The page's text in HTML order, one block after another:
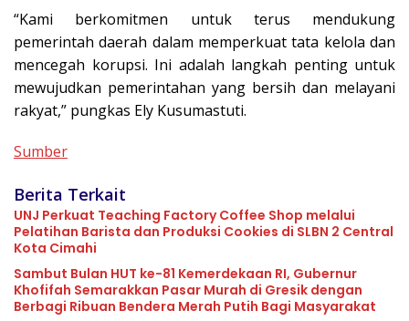
“Kami berkomitmen untuk terus mendukung
pemerintah daerah dalam memperkuat tata kelola dan
mencegah korupsi. Ini adalah langkah penting untuk
mewujudkan pemerintahan yang bersih dan melayani
rakyat,” pungkas Ely Kusumastuti.
Sumber
Berita Terkait
UNJ Perkuat Teaching Factory Coffee Shop melalui
Pelatihan Barista dan Produksi Cookies di SLBN 2 Central
Kota Cimahi
Sambut Bulan HUT ke-81 Kemerdekaan RI, Gubernur
Khofifah Semarakkan Pasar Murah di Gresik dengan
Berbagi Ribuan Bendera Merah Putih Bagi Masyarakat